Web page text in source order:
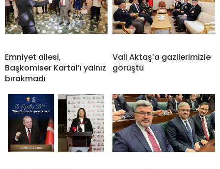
Emniyet ailesi,
Başkomiser Kartal’ı yalnız
bırakmadı
Vali Aktaş’a gazilerimizle
görüştü